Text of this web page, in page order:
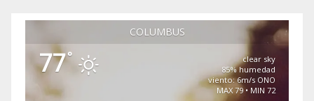
COLUMBUS
77°
clear sky
85% humedad
viento: 6m/s ONO
MAX 79 • MIN 72